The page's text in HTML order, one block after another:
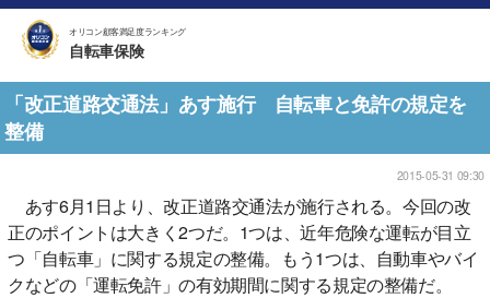
オリコン顧客満足度ランキング
自転車保険
「改正道路交通法」あす施行 自転車と免許の規定を
整備
2015-05-31 09:30
あす6月1日より、改正道路交通法が施行される。今回の改
正のポイントは大きく2つだ。1つは、近年危険な運転が目立
つ「自転車」に関する規定の整備。もう1つは、自動車やバイ
クなどの「運転免許」の有効期間に関する規定の整備だ。